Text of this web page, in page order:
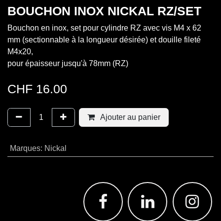
BOUCHON INOX NICKAL RZ/SET
Bouchon en inox, set pour cylindre RZ avec vis M4 x 62
mm (sectionnable à la longueur désirée) et douille fileté
M4x20,
pour épaisseur jusqu'à 78mm (RZ)
CHF 16.00
Ajouter au panier
Marques: Nickal